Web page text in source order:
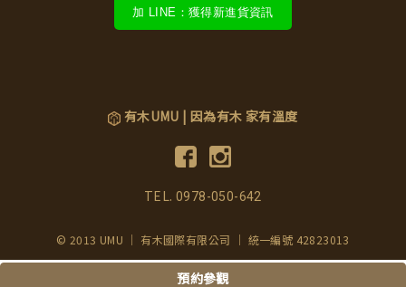
加 LINE：獲得新進貨資訊
有木UMU | 因為有木 家有溫度
TEL.0978-050-642
© 2013 UMU ｜ 有木國際有限公司 ｜ 統一編號 42823013
預約參觀